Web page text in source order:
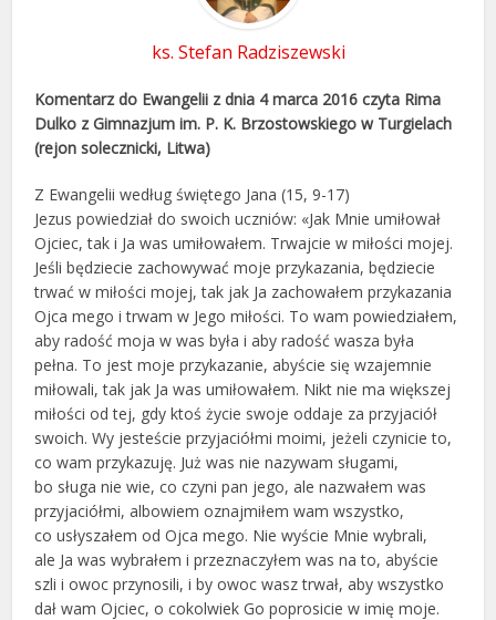
ks. Stefan Radziszewski
Komentarz do Ewangelii z dnia 4 marca 2016 czyta Rima
Dulko z Gimnazjum im. P. K. Brzostowskiego w Turgielach
(rejon solecznicki, Litwa)
Z Ewangelii według świętego Jana (15, 9-17)
Jezus powiedział do swoich uczniów: «Jak Mnie umiłował
Ojciec, tak i Ja was umiłowałem. Trwajcie w miłości mojej.
Jeśli będziecie zachowywać moje przykazania, będziecie
trwać w miłości mojej, tak jak Ja zachowałem przykazania
Ojca mego i trwam w Jego miłości. To wam powiedziałem,
aby radość moja w was była i aby radość wasza była
pełna. To jest moje przykazanie, abyście się wzajemnie
miłowali, tak jak Ja was umiłowałem. Nikt nie ma większej
miłości od tej, gdy ktoś życie swoje oddaje za przyjaciół
swoich. Wy jesteście przyjaciółmi moimi, jeżeli czynicie to,
co wam przykazuję. Już was nie nazywam sługami,
bo sługa nie wie, co czyni pan jego, ale nazwałem was
przyjaciółmi, albowiem oznajmiłem wam wszystko,
co usłyszałem od Ojca mego. Nie wyście Mnie wybrali,
ale Ja was wybrałem i przeznaczyłem was na to, abyście
szli i owoc przynosili, i by owoc wasz trwał, aby wszystko
dał wam Ojciec, o cokolwiek Go poprosicie w imię moje.